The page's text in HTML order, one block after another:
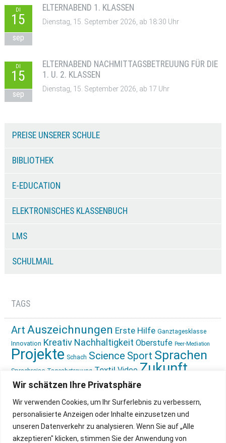
Wir schätzen Ihre Privatsphäre
Wir verwenden Cookies, um Ihr Surferlebnis zu verbessern,
personalisierte Anzeigen oder Inhalte einzusetzen und
unseren Datenverkehr zu analysieren. Wenn Sie auf „Alle
akzeptieren" klicken, stimmen Sie der Anwendung von
DI
15
sep
ELTERNABEND 1. KLASSEN
Dienstag, 15. September 2026, ab 18:30 Uhr
DI
15
sep
ELTERNABEND NACHMITTAGSBETREUUNG FÜR DIE
1. U. 2. KLASSEN
Dienstag, 15. September 2026, ab 17 Uhr
PREISE UNSERER SCHULE
BIBLIOTHEK
E-EDUCATION
ELEKTRONISCHES KLASSENBUCH
LMS
SCHULMAIL
TAGS
Art Auszeichnungen Erste Hilfe Ganztagesklasse
Innovation Kreativ Nachhaltigkeit Oberstufe Peer-Mediation
Projekte Schach Science Sport Sprachen
Sprachreise Tagesbetreuung Textil Video Zukunft
gestalten Ökologie